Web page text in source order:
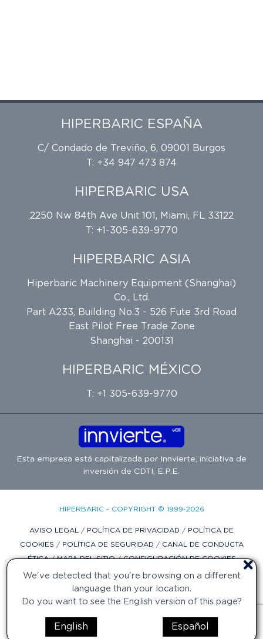
We've detected that you're browsing on a different
language than your location.
Do you want to see the English version of this page?
English Español
HIPERBARIC ESPAÑA
C/ Condado de Treviño, 6, 09001 Burgos
T: +34 947 473 874
HIPERBARIC USA
2250 Nw 84th Ave Unit 101, Miami, FL 33122
T: +1-305-639-9770
HIPERBARIC ASIA
Hiperbaric Machinery Equipment (Shanghai)
Co., Ltd.
Part A233, Building No.3 - 526 Fute 3rd Road
East Pilot Free Trade Zone
Shanghai - 200131
HIPERBARIC MÉXICO
T: +1 305-639-9770
Esta empresa está capitalizada por Innvierte , iniciativa de
inversión de CDTI, E.P.E.
HIPERBARIC - COPYRIGHT © 1999-2026
AVISO LEGAL / POLÍTICA DE PRIVACIDAD / POLÍTICA DE
COOKIES / POLÍTICA DE SEGURIDAD / CANAL DE CONDUCTA
ÉTICA/MAPA DEL SITIO/CONFIGURACIÓN DE COOKIES
DISEÑO WEB POR DIFADI.COM